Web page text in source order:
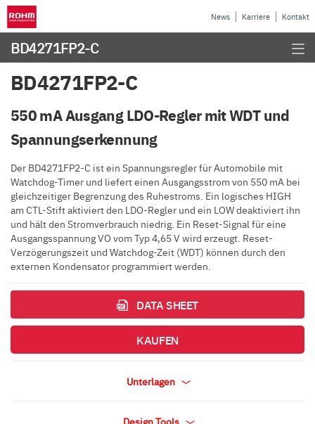
News Karriere Kontakt
BD4271FP2-C
BD4271FP2-C
550 mA Ausgang LDO-Regler mit WDT und
Spannungserkennung
Der BD4271FP2-C ist ein Spannungsregler für Automobile mit
Watchdog-Timer und liefert einen Ausgangsstrom von 550 mA bei
gleichzeitiger Begrenzung des Ruhestroms. Ein logisches HIGH
am CTL-Stift aktiviert den LDO-Regler und ein LOW deaktiviert ihn
und hält den Stromverbrauch niedrig. Ein Reset-Signal für eine
Ausgangsspannung VO vom Typ 4,65 V wird erzeugt. Reset-
Verzögerungszeit und Watchdog-Zeit (WDT) können durch den
externen Kondensator programmiert werden.
DATA SHEET
KAUFEN
Unterlagen
Design Tools